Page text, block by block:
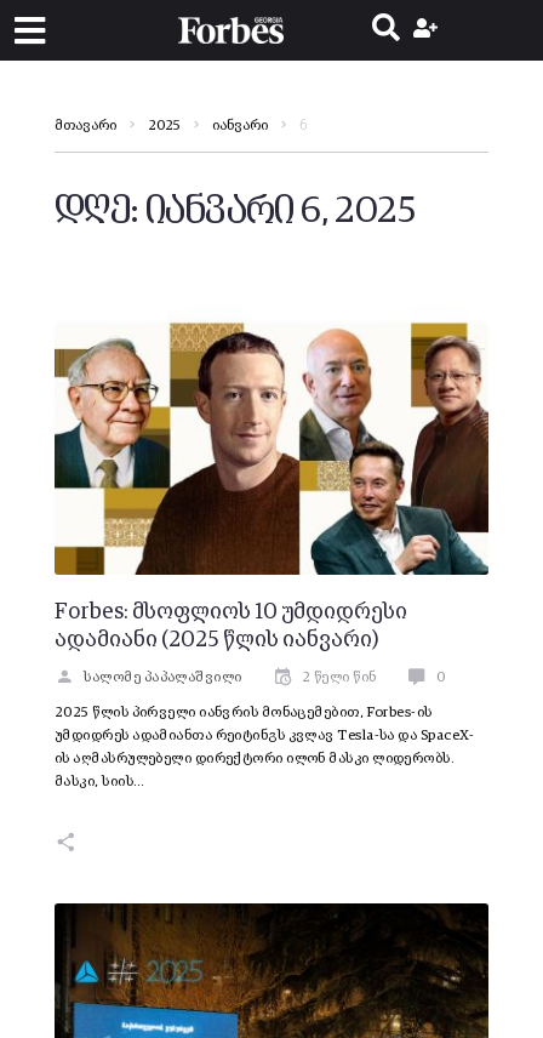
მთავარი 2025 იანვარი 6
დღე: იანვარი 6, 2025
Forbes: მსოფლიოს 10 უმდიდრესი
ადამიანი (2025 წლის იანვარი)
სალომე პაპალაშვილი 2 წელი წინ 0
2025 წლის პირველი იანვრის მონაცემებით, Forbes-ის
უმდიდრეს ადამიანთა რეიტინგს კვლავ Tesla-სა და SpaceX-
ის აღმასრულებელი დირექტორი ილონ მასკი ლიდერობს.
მასკი, სიის…